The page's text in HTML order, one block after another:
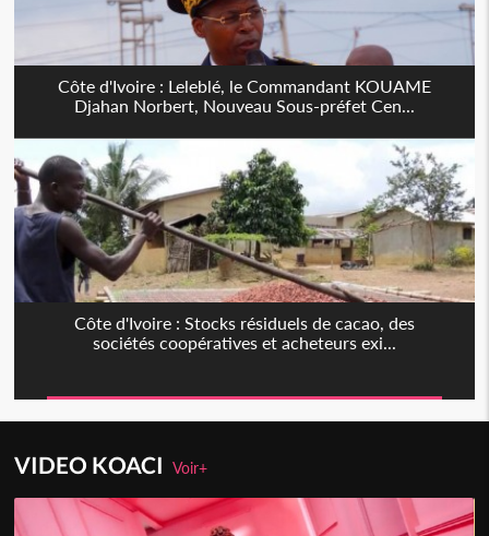
Côte d'Ivoire : Leleblé, le Commandant KOUAME
Djahan Norbert, Nouveau Sous-préfet Cen...
Côte d'Ivoire : Stocks résiduels de cacao, des
sociétés coopératives et acheteurs exi...
VIDEO KOACIVoir+